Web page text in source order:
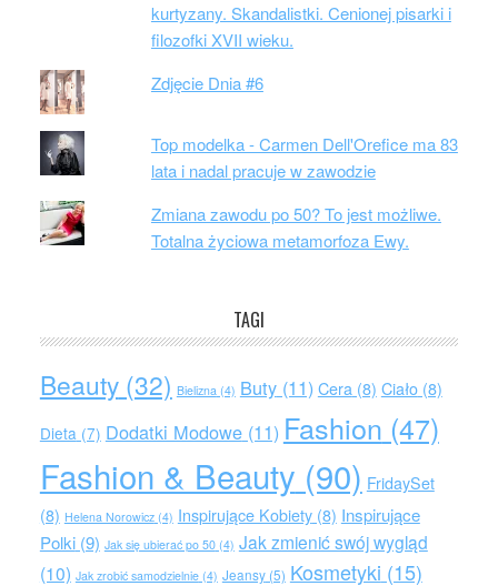
kurtyzany. Skandalistki. Cenionej pisarki i
filozofki XVII wieku.
Zdjęcie Dnia #6
Top modelka - Carmen Dell'Orefice ma 83
lata i nadal pracuje w zawodzie
Zmiana zawodu po 50? To jest możliwe.
Totalna życiowa metamorfoza Ewy.
TAGI
Beauty(32) Bielizna(4) Buty(11) Cera(8) Ciało(8)
Dieta(7) Dodatki Modowe(11) Fashion (47)
Fashion & Beauty (90) FridaySet
(8) Helena Norowicz(4) Inspirujące Kobiety(8) Inspirujące
Polki(9) Jak się ubierać po 50(4) Jak zmienić swój wygląd
(10) Jak zrobić samodzielnie(4) Jeansy(5) Kosmetyki (15)